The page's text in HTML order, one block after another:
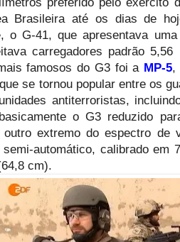
Brasileira até os dias de
o G-41, que apresentava
carregadores padrão
famosos do G3 foi a MP-5,
se tornou popular entre os
antiterroristas,
o G3 reduzido
outro extremo do espectro de
automático, calibrado em
cm).